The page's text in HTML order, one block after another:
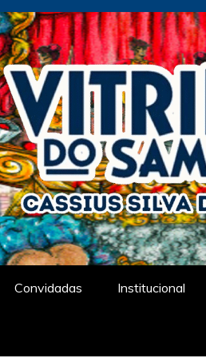
Convidadas Institucional